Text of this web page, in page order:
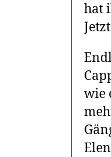
hat
wie